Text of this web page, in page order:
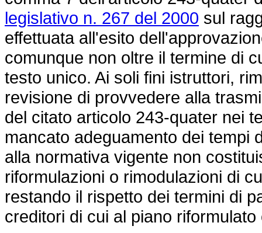
legislativo n. 267 del 2000 sul
effettuata all'esito
comunque non oltre il termine di
testo unico. Ai soli fini istruttori,
revisione di provvedere alla
del citato articolo 243-quater nei
mancato adeguamento dei tempi
alla normativa vigente non
riformulazioni o rimodulazioni di
restando il rispetto dei termini di
creditori di cui al piano